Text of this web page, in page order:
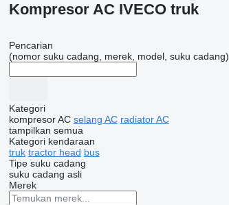
Kompresor AC IVECO truk
Pencarian
(nomor suku cadang, merek, model, suku cadang)
Kategori
kompresor AC selang AC radiator AC
tampilkan semua
Kategori kendaraan
truk tractor head bus
Tipe suku cadang
suku cadang asli
Merek